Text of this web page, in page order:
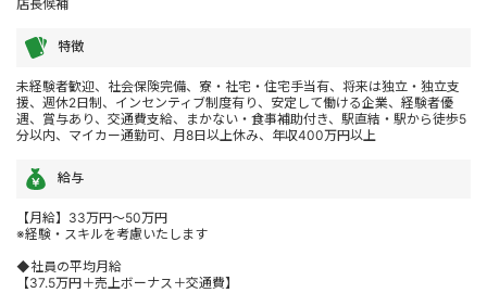
店長候補
特徴
未経験者歓迎、社会保険完備、寮・社宅・住宅手当有、将来は独立・独立支
援、週休2日制、インセンティブ制度有り、安定して働ける企業、経験者優
遇、賞与あり、交通費支給、まかない・食事補助付き、駅直結・駅から徒歩5
分以内、マイカー通勤可、月8日以上休み、年収400万円以上
給与
【月給】33万円～50万円
※経験・スキルを考慮いたします
◆社員の平均月給
【37.5万円＋売上ボーナス＋交通費】